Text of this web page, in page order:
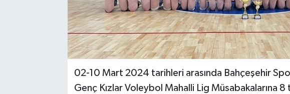
02-10 Mart 2024 tarihleri arasında Bahçeşehir
Genç Kızlar Voleybol Mahalli Lig Müsabakalarına 8